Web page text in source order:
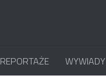
REPORTAŻE WYWIADY